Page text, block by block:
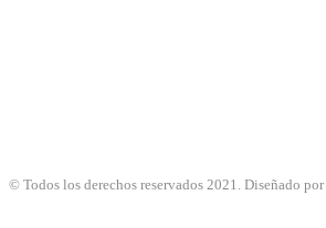
© Todos los derechos reservados 2021. Diseñado por